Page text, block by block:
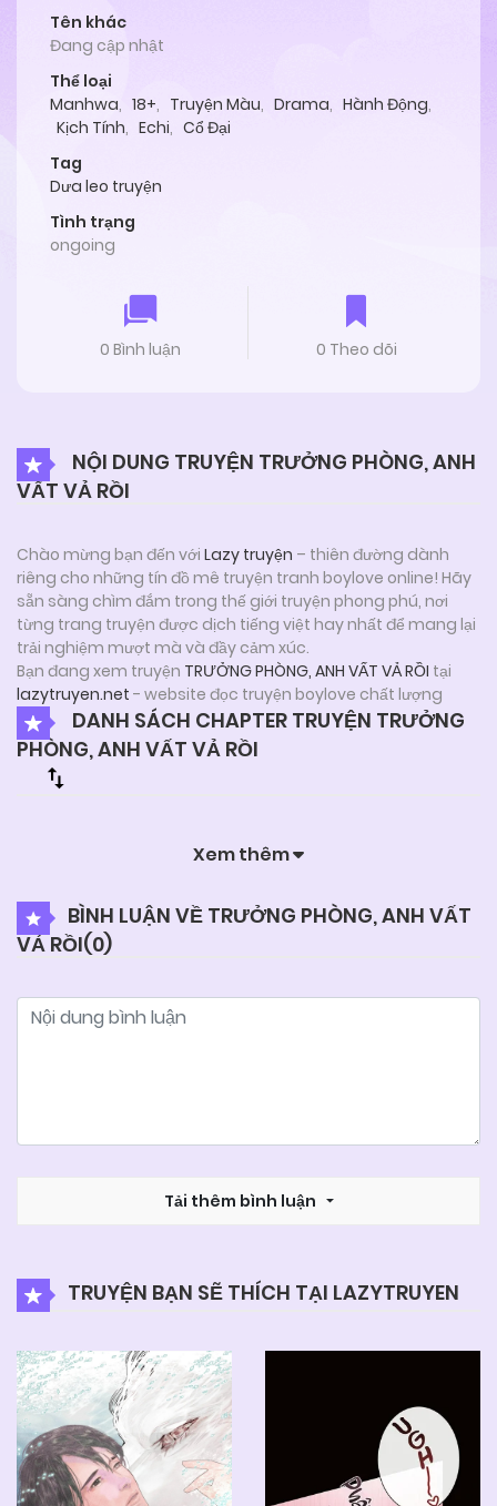
Tên khác
Đang cập nhật
Thể loại
Manhwa, 18+, Truyện Màu, Drama, Hành Động,
Kịch Tính, Echi, Cổ Đại
Tag
Dưa leo truyện
Tình trạng
ongoing
0 Bình luận 0 Theo dõi
NỘI DUNG TRUYỆN TRƯỞNG PHÒNG, ANH
VẤT VẢ RỒI
Chào mừng bạn đến với Lazy truyện – thiên đường dành
riêng cho những tín đồ mê truyện tranh boylove online! Hãy
sẵn sàng chìm đắm trong thế giới truyện phong phú, nơi
từng trang truyện được dịch tiếng việt hay nhất để mang lại
trải nghiệm mượt mà và đầy cảm xúc.
Bạn đang xem truyện TRƯỞNG PHÒNG, ANH VẤT VẢ RỒI tại
lazytruyen.net - website đọc truyện boylove chất lượng
DANH SÁCH CHAPTER TRUYỆN TRƯỞNG
PHÒNG, ANH VẤT VẢ RỒI
Xem thêm
BÌNH LUẬN VỀ TRƯỞNG PHÒNG, ANH VẤT
VẢ RỒI(0)
Tải thêm bình luận
TRUYỆN BẠN SẼ THÍCH TẠI LAZYTRUYEN